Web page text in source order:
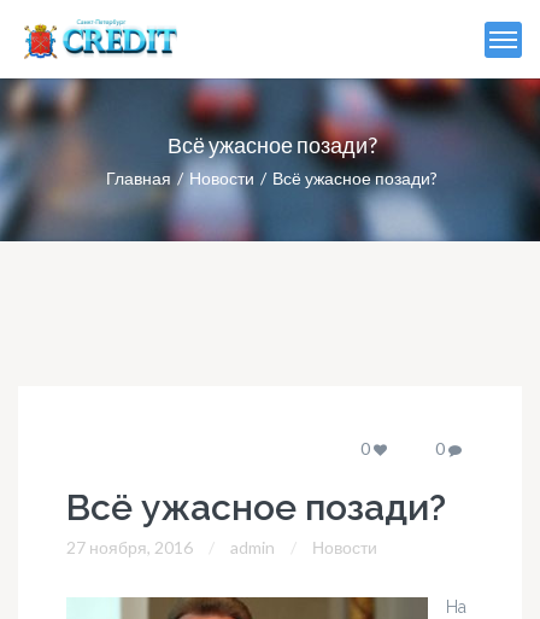
Всё ужасное позади?
Главная Новости Всё ужасное позади?
0 0
Всё ужасное позади?
27 ноября, 2016 admin Новости
На